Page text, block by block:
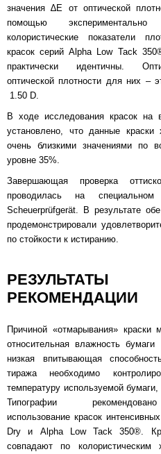
значения ∆Е от оптической
помощью
колористические показатели
красок серий Alpha Low Tack
практически идентичны.
оптической плотности для них –
1.50 D.
В ходе исследования красок на
установлено, что данные краски
очень близкими значениями по
уровне 35%.
Завершающая проверка
проводилась на
Scheuerprüfgerät. В результате
продемонстрировали
по стойкости к истиранию.
РЕКОМЕНДАЦИИ
Причиной «отмарывания» краски
относительная влажность
низкая впитывающая
тиража необходимо
температуру используемой
Типографии
использование красок
Dry и Alpha Low Tack 350®.
совпадают по колористическим